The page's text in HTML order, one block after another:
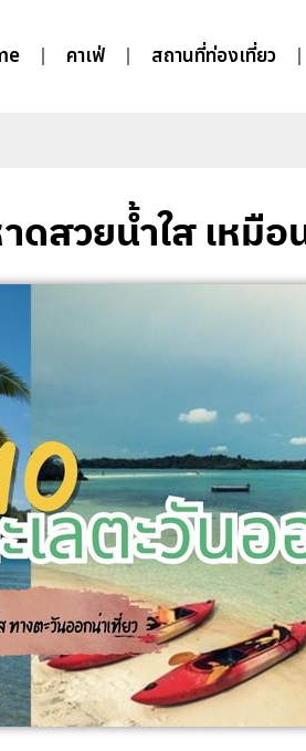
คาเฟ่ สถานที่ท่องเที่ยว
ดสวยน้ำใส เหมื